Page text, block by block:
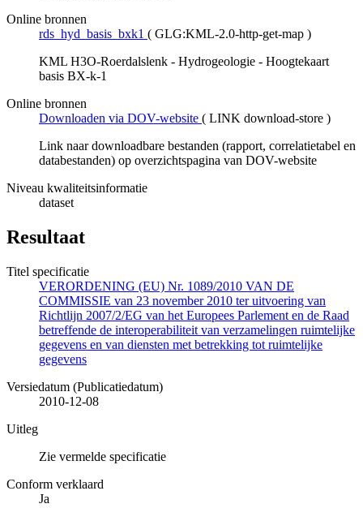
Online bronnen
rds_hyd_basis_bxk1 ( GLG:KML-2.0-http-get-map )
KML H3O-Roerdalslenk - Hydrogeologie - Hoogtekaart
basis BX-k-1
Online bronnen
Downloaden via DOV-website ( LINK download-store )
Link naar downloadbare bestanden (rapport, correlatietabel en
databestanden) op overzichtspagina van DOV-website
Niveau kwaliteitsinformatie
dataset
Resultaat
Titel specificatie
VERORDENING (EU) Nr. 1089/2010 VAN DE
COMMISSIE van 23 november 2010 ter uitvoering van
Richtlijn 2007/2/EG van het Europees Parlement en de Raad
betreffende de interoperabiliteit van verzamelingen ruimtelijke
gegevens en van diensten met betrekking tot ruimtelijke
gegevens
Versiedatum (Publicatiedatum)
2010-12-08
Uitleg
Zie vermelde specificatie
Conform verklaard
Ja